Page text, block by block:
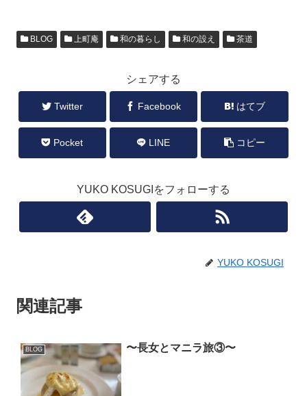
BLOG 上町庵 和の暮らし 和の設え 茶道
シェアする
Twitter Facebook はてブ
Pocket LINE コピー
YUKO KOSUGIをフォローする
YUKO KOSUGI
関連記事
BLOG 〜長女とマニラ旅③〜